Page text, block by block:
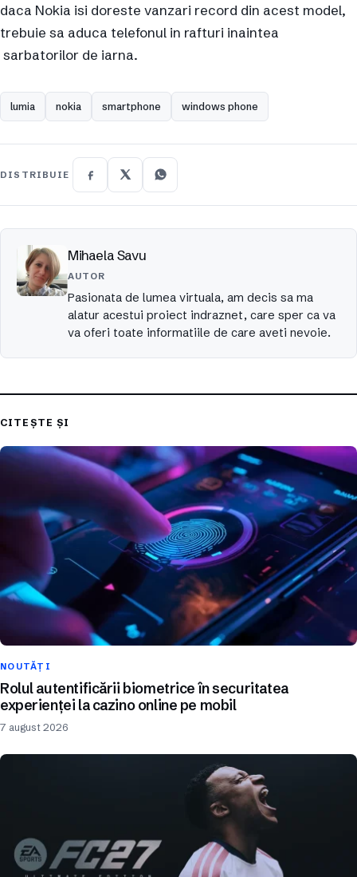
daca Nokia isi doreste vanzari record din acest model,
trebuie sa aduca telefonul in rafturi inaintea
sarbatorilor de iarna.
lumia nokia smartphone windows phone
DISTRIBUIE
Mihaela Savu
AUTOR
Pasionata de lumea virtuala, am decis sa ma
alatur acestui proiect indraznet, care sper ca va
va oferi toate informatiile de care aveti nevoie.
CITEȘTE ȘI
NOUTĂȚI
Rolul autentificării biometrice în securitatea
experienței la cazino online pe mobil
7 august 2026